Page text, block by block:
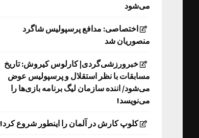
می‌شود
اختصاصی: مدافع پرسپولیس شاگرد
منصوریان شد
خبرورزشی‌گردی| کارلوس کیروش: تاریخ
مسابقات با نظر استقلال و پرسپولیس عوض
می‌شود/ اننده سازمان لیگ برنامه بازی‌ها را
می‌نویسد!
کلوپ کارش در آلمان را اینطور شروع کرد!